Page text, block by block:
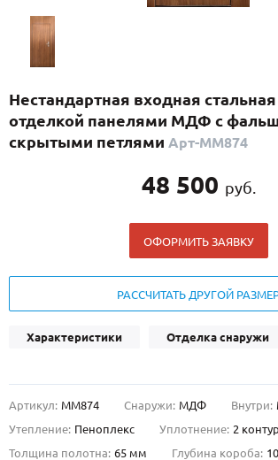
(29)
ПО НАЗНАЧЕНИЮ
ПО КОНСТРУКЦИИ
О НАС
Нестандартная входная
отделкой панелями МДФ с
скрытыми петлями Арт-ММ874
48 500 руб.
ОФОРМИТЬ ЗАЯВКУ
РАССЧИТАТЬ ДРУГОЙ
Характеристики Отделка снаружи
Артикул: ММ874 Снаружи: МДФ Внутри:
Утепление: Пеноплекс Уплотнение: 2
Толщина полотна: 65 мм Глубина короба: